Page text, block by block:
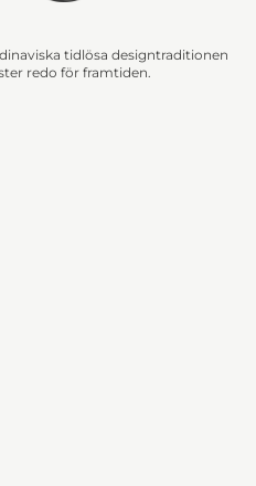
tidlösa designtraditionen
redo för framtiden.